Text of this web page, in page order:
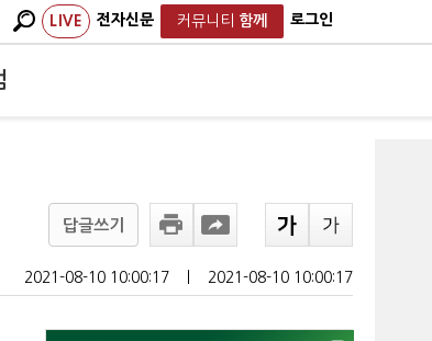
LIVE 전자신문 커뮤니티 함께 로그인
답글쓰기
2021-08-10 10:00:17 2021-08-10 10:00:17